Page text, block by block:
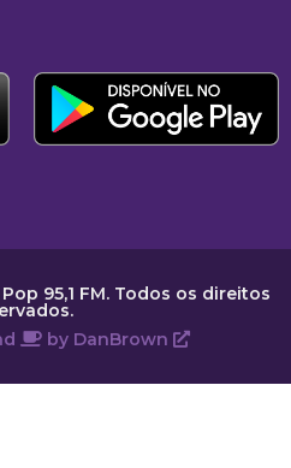
95,1 FM. Todos os direitos
by DanBrown